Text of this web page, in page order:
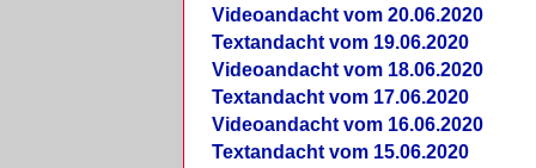
Videoandacht vom 20.06.2020
Textandacht vom 19.06.2020
Videoandacht vom 18.06.2020
Textandacht vom 17.06.2020
Videoandacht vom 16.06.2020
Textandacht vom 15.06.2020